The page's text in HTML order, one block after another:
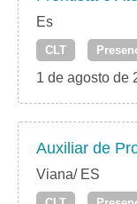
Es
CLT
1 de agosto de
Auxiliar de
Viana/ ES